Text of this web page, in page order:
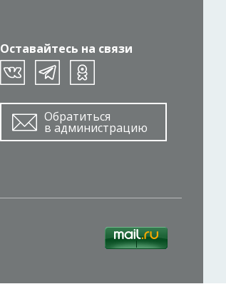
Оставайтесь на связи
Обратиться
в администрацию